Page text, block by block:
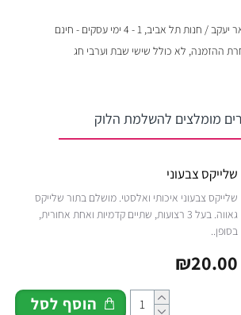
חנות תל אביב, 1 - 4 ימי עסקים - חינם
ההזמנה, לא כולל שישי שבת וערבי חג
מומלצים להשלמת הלוק
שלייקס צבעוני
שלייקס צבעוני איכותי ואלסטי. מושלם בתור שלייקס
גאווה. בעל 3 רצועות, שתיים קדמיות ואחת אחורית,
בסופן..
₪20.00
הוסף לסל